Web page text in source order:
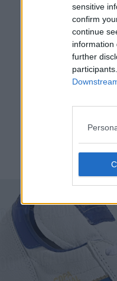
sensitive
confirm
continue
information
further